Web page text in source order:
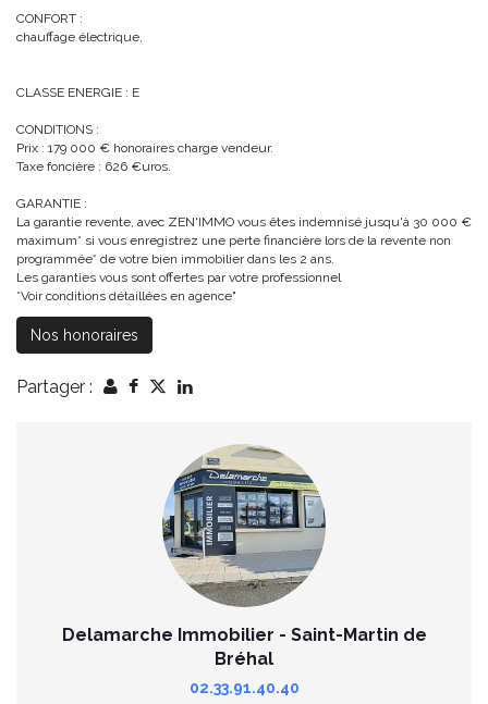
CONFORT :
chauffage électrique,
CLASSE ENERGIE : E
CONDITIONS :
Prix : 179 000 € honoraires charge vendeur.
Taxe foncière : 626 €uros.
GARANTIE :
La garantie revente, avec ZEN'IMMO vous êtes indemnisé jusqu'à 30 000 €
maximum* si vous enregistrez une perte financière lors de la revente non
programmée* de votre bien immobilier dans les 2 ans.
Les garanties vous sont offertes par votre professionnel
*Voir conditions détaillées en agence"
Nos honoraires
Partager :
Delamarche Immobilier - Saint-Martin de
Bréhal
02.33.91.40.40